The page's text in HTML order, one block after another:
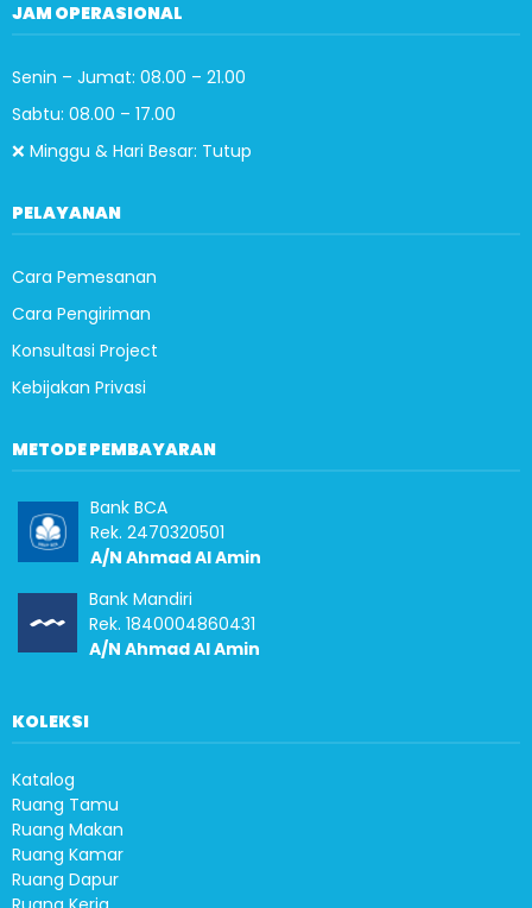
JAM OPERASIONAL
Senin – Jumat: 08.00 – 21.00
Sabtu: 08.00 – 17.00
❌ Minggu & Hari Besar: Tutup
PELAYANAN
Cara Pemesanan
Cara Pengiriman
Konsultasi Project
Kebijakan Privasi
METODE PEMBAYARAN
Bank BCA
Rek. 2470320501
A/N Ahmad Al Amin
Bank Mandiri
Rek. 1840004860431
A/N Ahmad Al Amin
KOLEKSI
Katalog
Ruang Tamu
Ruang Makan
Ruang Kamar
Ruang Dapur